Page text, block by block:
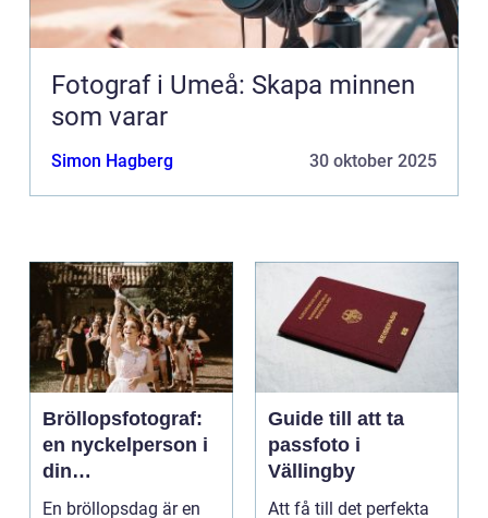
Fotograf i Umeå: Skapa minnen
som varar
Simon Hagberg 30 oktober 2025
Bröllopsfotograf:
en nyckelperson i
din
bröllopsberättelse
En bröllopsdag är en
Guide till att ta
passfoto i
Vällingby
Att få till det perfekta